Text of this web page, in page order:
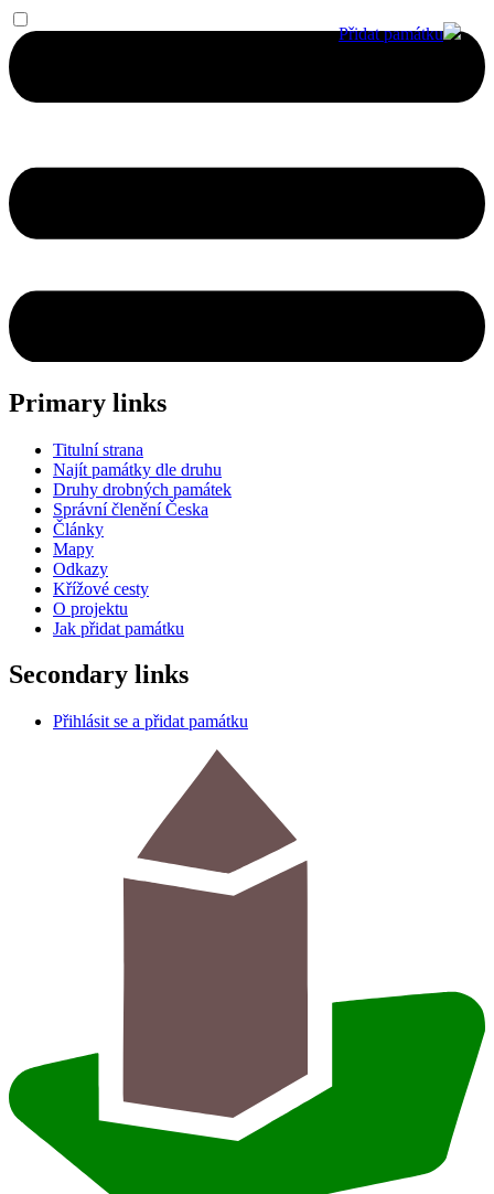
Primary links
Titulní strana
Najít památky dle druhu
Druhy drobných památek
Správní členění Česka
Články
Mapy
Odkazy
Křížové cesty
O projektu
Jak přidat památku
Secondary links
Přihlásit se a přidat památku
Přidat památku